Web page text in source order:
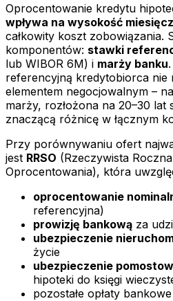
Oprocentowanie kredytu
wpływa na wysokość
całkowity koszt zobowiązania.
komponentów: stawki
lub WIBOR 6M) i marży banku
referencyjną kredytobiorca nie
elementem negocjowalnym –
marży, rozłożona na 20–30 lat
znaczącą różnicę w łącznym
Przy porównywaniu ofert
jest RRSO (Rzeczywista
Oprocentowania), która
oprocentowanie
referencyjna)
prowizję bankową za
ubezpieczenie
życie
ubezpieczenie
hipoteki do księgi
pozostałe opłaty